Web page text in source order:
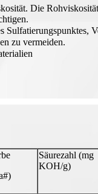
Die
zu vermeiden.
Säurezahl (mg
KOH/g)